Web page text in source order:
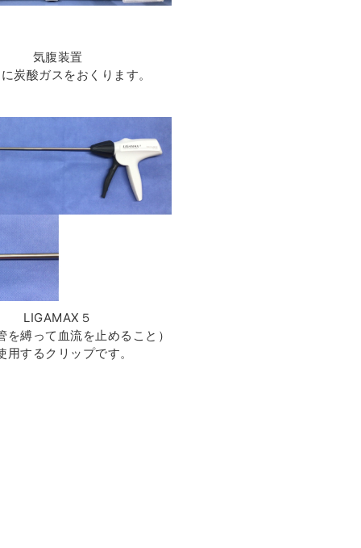
気腹装置
炭酸ガスをおくります。
LIGAMAX５
を縛って血流を止めること）
用するクリップです。